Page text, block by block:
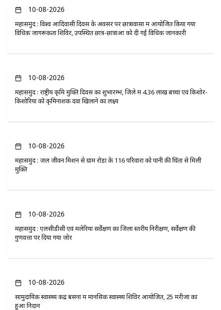
10-08-2026
महासमुंद : विश्व आदिवासी दिवस के अवसर पर छात्रावासों में आयोजित किया गया
विधिक जागरूकता शिविर, उपस्थित छात्र-छात्राओं को दी गई विधिक जानकारी
10-08-2026
महासमुंद : राष्ट्रीय कृमि मुक्ति दिवस का शुभारम्भ, जिले में 4.36 लाख बच्चों एवं किशोर-
किशोरियों को कृमिनाशक दवा खिलाने का लक्ष्य
10-08-2026
महासमुंद : जल जीवन मिशन से ग्राम रोड़ा के 116 परिवारों को पानी की चिंता से मिली
मुक्ति
10-08-2026
महासमुंद : एलसीडीसी एवं मलेरिया सर्वेक्षण का जिला स्तरीय निरीक्षण, सर्वेक्षण की
गुणवत्ता पर दिया गया जोर
10-08-2026
सामुदायिक स्वास्थ्य केंद्र बसना में मानसिक स्वास्थ्य शिविर आयोजित, 25 मरीजों का
हुआ निदान